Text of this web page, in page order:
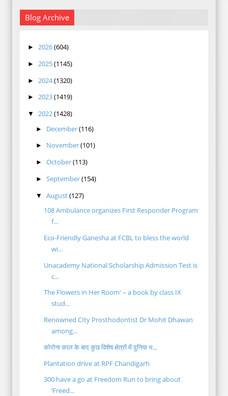
Blog Archive
► 2026(604)
► 2025(1145)
► 2024(1320)
► 2023(1419)
▼ 2022(1428)
► December(116)
► November(101)
► October(113)
► September(154)
▼ August(127)
108 Ambulance organizes First Responder Program
f...
Eco-Friendly Ganesha at FCBL to bless the world
wi...
Unacademy National Scholarship Admission Test is
c...
The Flowers in Her Room' – a book by class IX
stud...
Renowned CIty Prosthodontist Dr Mohit Dhawan
among...
कोरोना काल के बाद कुछ विशेष क्षेत्रों में दुनिया भ...
Plantation drive at RPF Chandigarh
300 have a go at Freedom Run to bring about
‘Freed...